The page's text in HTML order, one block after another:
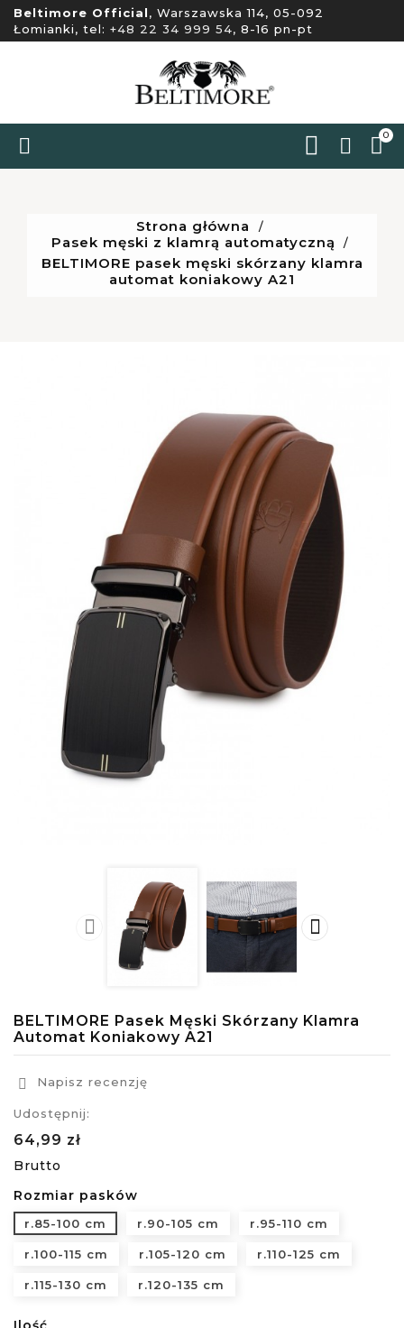
Beltimore Official, Warszawska 114, 05-092
Łomianki, tel: +48 22 34 999 54, 8-16 pn-pt

 0
Strona główna
Pasek męski z klamrą automatyczną
BELTIMORE pasek męski skórzany klamra
automat koniakowy A21
 
BELTIMORE Pasek Męski Skórzany Klamra
Automat Koniakowy A21
 Napisz recenzję
Udostępnij:
64,99 zł
Brutto
Rozmiar pasków
r.85-100 cm r.90-105 cm r.95-110 cm
r.100-115 cm r.105-120 cm r.110-125 cm
r.115-130 cm r.120-135 cm